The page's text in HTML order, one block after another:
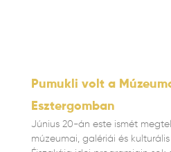
Pumukli volt a
Esztergomban
Június 20-án este ismét
múzeumai, galériái és